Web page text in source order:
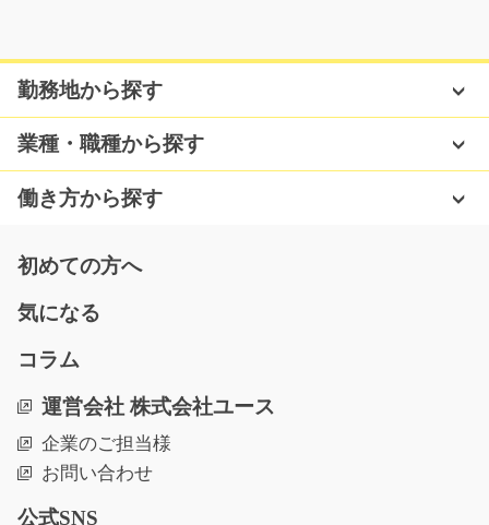
勤務地から探す
業種・職種から探す
働き方から探す
初めての方へ
気になる
コラム
運営会社 株式会社ユース
企業のご担当様
お問い合わせ
公式SNS